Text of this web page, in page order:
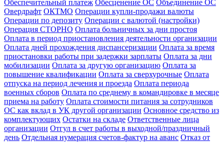
Обеспечительный платеж Обесценение ОС Объединение ОС
Овердрафт ОКТМО Операции купли-продажи валюты
Операции по депозиту Операции с валютой (настройки)
Операция СТОРНО Оплата больничных за дни простоя
Оплата в период приостановления деятельности организации
Оплата дней прохождения диспансеризации Оплата за время
приостановки работы при задержки зарплаты Оплата за дни
мобилизации Оплата за другую организацию Оплата за
повышение квалификации Оплата за сверхурочные Оплата
отпуска на период лечения и проезда Оплата периода
военных сборов Оплата по среднему в командировке в месяце
приема на работу Оплата стоимости питания за сотрудников
ОС как вклад в УК другой организации Основное средство из
комплектующих Остатки на складе Ответственные лица
организации Отгул в счет работы в выходной/праздничный
день Отдельная нумерация счетов-фактур на аванс Отказ от